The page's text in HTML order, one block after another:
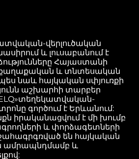
վերլուծական
և լուսաբանում է
Հայաստանի
և տնտեսական
նաև հայկական սփյուռքի
աշխարհի տարբեր
գործում է Երևանում:
իրականացվում է մի խումբ
և փորձագետների
շահագրգռված են հայկական
ամրապնդմամբ և